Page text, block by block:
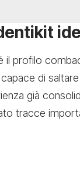
il profilo
di
già
tracce